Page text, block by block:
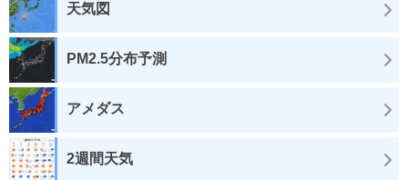
天気図
PM2.5分布予測
アメダス
2週間天気